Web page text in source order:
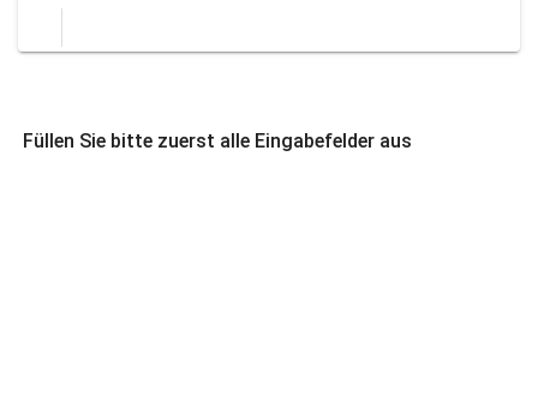
Füllen Sie bitte zuerst alle Eingabefelder aus